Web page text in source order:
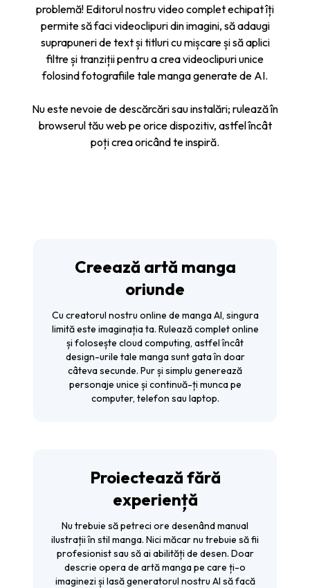
problemă! Editorul nostru video complet echipat îți
permite să faci videoclipuri din imagini, să adaugi
suprapuneri de text și titluri cu mișcare și să aplici
filtre și tranziții pentru a crea videoclipuri unice
folosind fotografiile tale manga generate de AI.
Nu este nevoie de descărcări sau instalări; rulează în
browserul tău web pe orice dispozitiv, astfel încât
poți crea oricând te inspiră.
Creează artă manga
oriunde
Cu creatorul nostru online de manga AI, singura
limită este imaginația ta. Rulează complet online
și folosește cloud computing, astfel încât
design-urile tale manga sunt gata în doar
câteva secunde. Pur și simplu generează
personaje unice și continuă-ți munca pe
computer, telefon sau laptop.
Proiectează fără
experiență
Nu trebuie să petreci ore desenând manual
ilustrații în stil manga. Nici măcar nu trebuie să fii
profesionist sau să ai abilități de desen. Doar
descrie opera de artă manga pe care ți-o
imaginezi și lasă generatorul nostru AI să facă